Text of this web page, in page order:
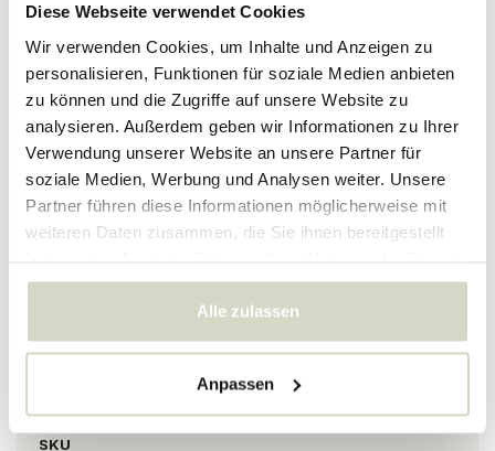
Diese Webseite verwendet Cookies
Wir verwenden Cookies, um Inhalte und Anzeigen zu
personalisieren, Funktionen für soziale Medien anbieten
zu können und die Zugriffe auf unsere Website zu
analysieren. Außerdem geben wir Informationen zu Ihrer
Verwendung unserer Website an unsere Partner für
soziale Medien, Werbung und Analysen weiter. Unsere
Partner führen diese Informationen möglicherweise mit
weiteren Daten zusammen, die Sie ihnen bereitgestellt
gesammelt haben.
Alle zulassen
Anpassen
Lampe aus der neuen SS23-Kollektion von Bloomingville. Die
Bloomingville Felizia Hängelampe besteht aus Papier und Eisen.
Abmessungen 35 x 35 x 38 cm
Größe: Länge 35 x Höhe 38 x Breite 35 cm
Material: Eisen, Papier
reinigen.
PRODUKTDETAILS
82055915
SKU